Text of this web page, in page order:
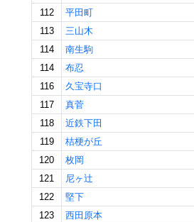
112
平田町
113
三山木
114
南生駒
114
布忍
116
久宝寺口
117
真菅
118
近鉄下田
119
桔梗が丘
120
枚岡
121
尼ヶ辻
122
堅下
123
西田原本